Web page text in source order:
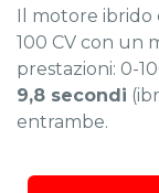
Il motore ibrido
100 CV con un
prestazioni: 0-
9,8 secondi
entrambe.